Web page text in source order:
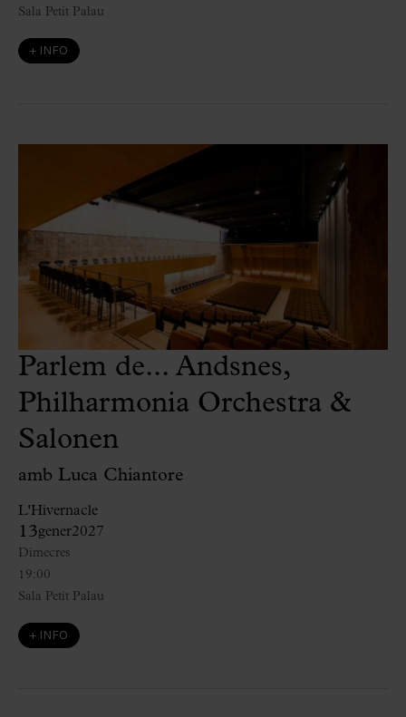
Sala Petit Palau
+ INFO
Parlem de... Andsnes,
Philharmonia Orchestra &
Salonen
amb Luca Chiantore
L'Hivernacle
13gener2027
19:00
Dimecres
Sala Petit Palau
+ INFO